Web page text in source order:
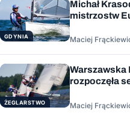
GDYNIA
Michał
mistrzostw
Maciej
ŻEGLARSTWO
Warszawska
rozpoczęła
Maciej